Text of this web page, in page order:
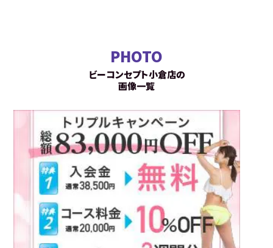
PHOTO
ビーコンセプト小倉店の
画像一覧